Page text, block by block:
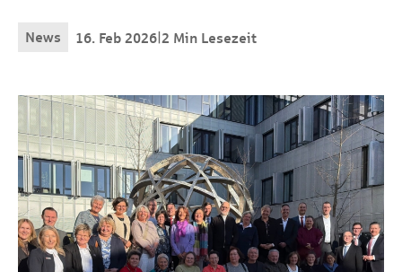
News 16. Feb 2026|2 Min Lesezeit